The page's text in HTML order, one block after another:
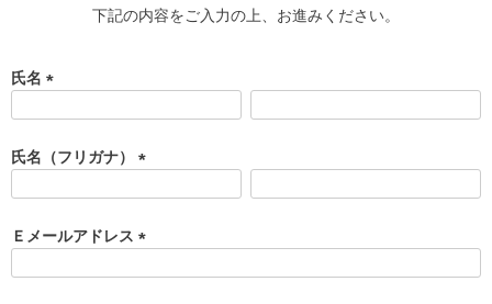
下記の内容をご入力の上、お進みください。
氏名
須
)
氏名（フリガナ）
須
)
Ｅメールアドレス